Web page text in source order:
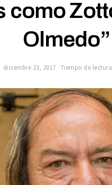
como
Olmedo”
diciembre 23, 2017 Tiempo de